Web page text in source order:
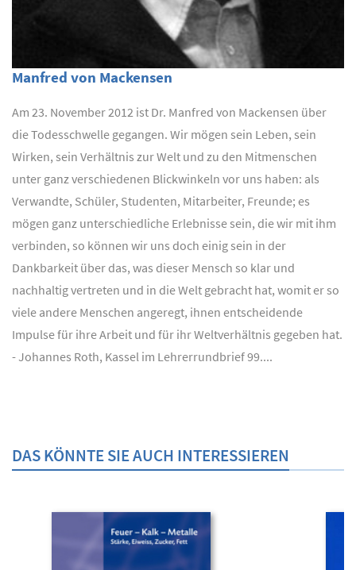
Manfred von Mackensen
Am 23. November 2012 ist Dr. Manfred von Mackensen über
die Todesschwelle gegangen. Wir mögen sein Leben, sein
Wirken, sein Verhältnis zur Welt und zu den Mitmenschen
unter ganz verschiedenen Blickwinkeln vor uns haben: als
Verwandte, Schüler, Studenten, Mitarbeiter, Freunde; es
mögen ganz unterschiedliche Erlebnisse sein, die wir mit ihm
verbinden, so können wir uns doch einig sein in der
Dankbarkeit über das, was dieser Mensch so klar und
nachhaltig vertreten und in die Welt gebracht hat, womit er so
viele andere Menschen angeregt, ihnen entscheidende
Impulse für ihre Arbeit und für ihr Weltverhältnis gegeben hat.
- Johannes Roth, Kassel im Lehrerrundbrief 99....
DAS KÖNNTE SIE AUCH INTERESSIEREN